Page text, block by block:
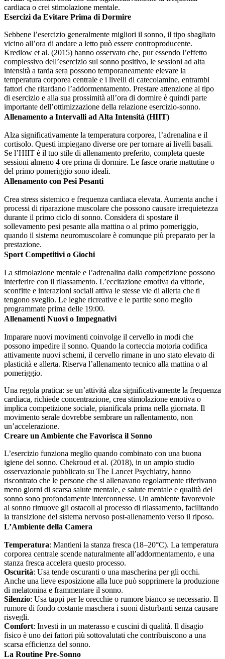
cardiaca o crei stimolazione mentale.
Esercizi da Evitare Prima di Dormire
Sebbene l’esercizio generalmente migliori il sonno, il tipo sbagliato
vicino all’ora di andare a letto può essere controproducente.
Kredlow et al. (2015) hanno osservato che, pur essendo l’effetto
complessivo dell’esercizio sul sonno positivo, le sessioni ad alta
intensità a tarda sera possono temporaneamente elevare la
temperatura corporea centrale e i livelli di catecolamine, entrambi
fattori che ritardano l’addormentamento. Prestare attenzione al tipo
di esercizio e alla sua prossimità all’ora di dormire è quindi parte
importante dell’ottimizzazione della relazione esercizio-sonno.
Allenamento a Intervalli ad Alta Intensità (HIIT)
Alza significativamente la temperatura corporea, l’adrenalina e il
cortisolo. Questi impiegano diverse ore per tornare ai livelli basali.
Se l’HIIT è il tuo stile di allenamento preferito, completa queste
sessioni almeno 4 ore prima di dormire. Le fasce orarie mattutine o
del primo pomeriggio sono ideali.
Allenamento con Pesi Pesanti
Crea stress sistemico e frequenza cardiaca elevata. Aumenta anche i
processi di riparazione muscolare che possono causare irrequietezza
durante il primo ciclo di sonno. Considera di spostare il
sollevamento pesi pesante alla mattina o al primo pomeriggio,
quando il sistema neuromuscolare è comunque più preparato per la
prestazione.
Sport Competitivi o Giochi
La stimolazione mentale e l’adrenalina dalla competizione possono
interferire con il rilassamento. L’eccitazione emotiva da vittorie,
sconfitte e interazioni sociali attiva le stesse vie di allerta che ti
tengono sveglio. Le leghe ricreative e le partite sono meglio
programmate prima delle 19:00.
Allenamenti Nuovi o Impegnativi
Imparare nuovi movimenti coinvolge il cervello in modi che
possono impedire il sonno. Quando la corteccia motoria codifica
attivamente nuovi schemi, il cervello rimane in uno stato elevato di
plasticità e allerta. Riserva l’allenamento tecnico alla mattina o al
pomeriggio.
Una regola pratica: se un’attività alza significativamente la frequenza
cardiaca, richiede concentrazione, crea stimolazione emotiva o
implica competizione sociale, pianificala prima nella giornata. Il
movimento serale dovrebbe sembrare un rallentamento, non
un’accelerazione.
Creare un Ambiente che Favorisca il Sonno
L’esercizio funziona meglio quando combinato con una buona
igiene del sonno. Chekroud et al. (2018), in un ampio studio
osservazionale pubblicato su The Lancet Psychiatry, hanno
riscontrato che le persone che si allenavano regolarmente riferivano
meno giorni di scarsa salute mentale, e salute mentale e qualità del
sonno sono profondamente interconnesse. Un ambiente favorevole
al sonno rimuove gli ostacoli al processo di rilassamento, facilitando
la transizione del sistema nervoso post-allenamento verso il riposo.
L’Ambiente della Camera
Temperatura: Mantieni la stanza fresca (18–20°C). La temperatura
corporea centrale scende naturalmente all’addormentamento, e una
stanza fresca accelera questo processo.
Oscurità: Usa tende oscuranti o una mascherina per gli occhi.
Anche una lieve esposizione alla luce può sopprimere la produzione
di melatonina e frammentare il sonno.
Silenzio: Usa tappi per le orecchie o rumore bianco se necessario. Il
rumore di fondo costante maschera i suoni disturbanti senza causare
risvegli.
Comfort: Investi in un materasso e cuscini di qualità. Il disagio
fisico è uno dei fattori più sottovalutati che contribuiscono a una
scarsa efficienza del sonno.
La Routine Pre-Sonno